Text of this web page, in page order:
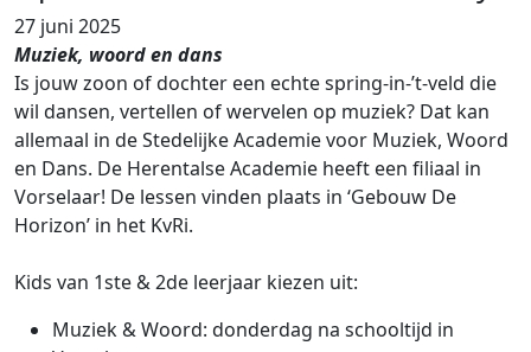
27 juni 2025
Muziek, woord en dans
Is jouw zoon of dochter een echte spring-in-’t-veld die
wil dansen, vertellen of wervelen op muziek? Dat kan
allemaal in de Stedelijke Academie voor Muziek, Woord
en Dans. De Herentalse Academie heeft een filiaal in
Vorselaar! De lessen vinden plaats in ‘Gebouw De
Horizon’ in het KvRi.
Kids van 1ste & 2de leerjaar kiezen uit:
Muziek & Woord: donderdag na schooltijd in